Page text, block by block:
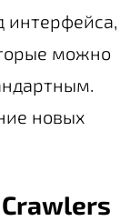
можно
новых